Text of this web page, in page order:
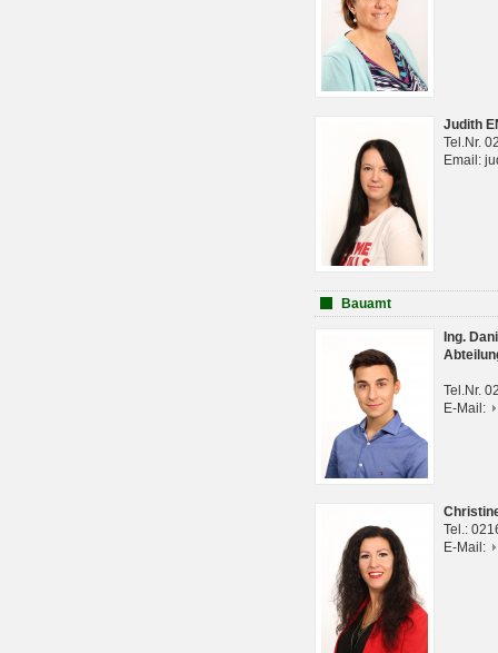
Judith
Tel.Nr.
Email:
Bauamt
Ing.
Tel.Nr.
E-Mail:
Tel.:
E-Mail: